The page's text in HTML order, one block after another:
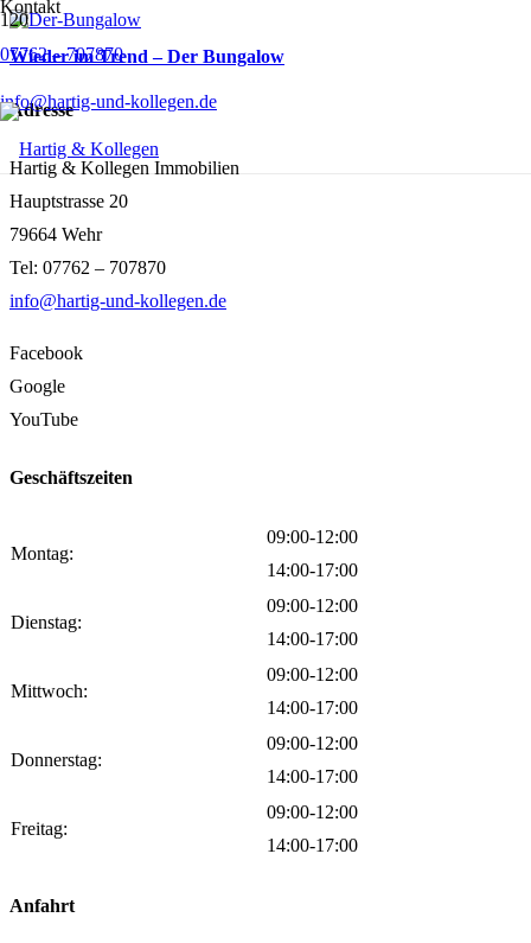
Kontakt
07762 – 707870
info@hartig-und-kollegen.de
Wieder im Trend – Der Bungalow
Adresse
Hartig & Kollegen Immobilien
Hauptstrasse 20
79664 Wehr
Tel: 07762 – 707870
info@hartig-und-kollegen.de
Facebook
Google
YouTube
Geschäftszeiten
Montag:
09:00-12:00
14:00-17:00
Dienstag:
09:00-12:00
14:00-17:00
Mittwoch:
09:00-12:00
14:00-17:00
Donnerstag:
09:00-12:00
14:00-17:00
Freitag:
09:00-12:00
14:00-17:00
Anfahrt